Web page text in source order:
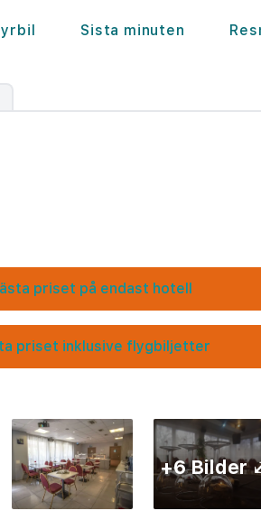
Sista minuten
priset på endast hotell
priset inklusive flygbiljetter
+6 Bilder